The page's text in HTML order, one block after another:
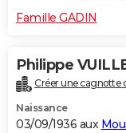
Famille GADIN
Philippe
Créer une cagnotte
Naissance
03/09/1936 aux